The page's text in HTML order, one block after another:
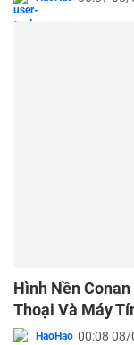
Hình Nền
Thoại Và Máy
HaoHao 00:08